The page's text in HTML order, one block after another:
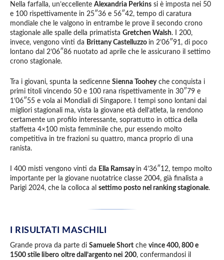
Nella farfalla, un’eccellente Alexandria Perkins si è imposta nei 50
e 100 rispettivamente in 25″36 e 56″42, tempo di caratura
mondiale che le valgono in entrambe le prove il secondo crono
stagionale alle spalle della primatista Gretchen Walsh. I 200,
invece, vengono vinti da Brittany Castelluzzo in 2’06″91, di poco
lontano dal 2’06″86 nuotato ad aprile che le assicurano il settimo
crono stagionale.
Tra i giovani, spunta la sedicenne Sienna Tooheyche conquista i
primi titoli vincendo 50 e 100 rana rispettivamente in 30″79 e
1’06″55 e vola ai Mondiali di Singapore. I tempi sono lontani dai
migliori stagionali ma, vista la giovane età dell’atleta, la rendono
certamente un profilo interessante, soprattutto in ottica della
staffetta 4×100 mista femminile che, pur essendo molto
competitiva in tre frazioni su quattro, manca proprio di una
ranista.
I 400 misti vengono vinti da Ella Ramsay in 4’36″12, tempo molto
importante per la giovane nuotatrice classe 2004, già finalista a
Parigi 2024, che la colloca al settimo posto nel ranking stagionale.
I RISULTATI MASCHILI
Grande prova da parte di Samuele Short che vince 400, 800 e
1500 stile libero oltre dall’argento nei 200, confermandosi il